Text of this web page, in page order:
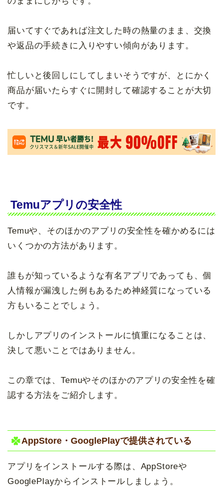
届いてすぐであれば注文した時の熱量のまま、交換
や返品の手続きに入りやすい傾向があります。
忙しいと後回しにしてしまいそうですが、とにかく
商品が届いたらすぐに開封して確認することが大切
です。
Temuアプリの安全性
Temuや、そのほかのアプリの安全性を確かめるには
いくつかの方法があります。
誰もが知っているような有名アプリであっても、個
人情報が漏洩した例もあるため神経質になっている
方もいることでしょう。
しかしアプリのインストールに慎重になることは、
決して悪いことではありません。
この章では、Temuやそのほかのアプリの安全性を確
認する方法をご紹介します。
AppStore・GooglePlayで提供されている
アプリをインストールする際は、AppStoreや
GooglePlayからインストールしましょう。